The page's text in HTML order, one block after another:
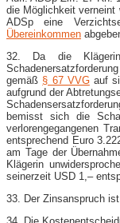
die Möglichkeit verneint
ADSp eine
Übereinkommen
32. Da die
gemäß § 67 VVGauf
aufgrund der
bemisst sich die
verlorengegangenen
entsprechend Euro
am Tage der
Klägerin
seinerzeit USD 1,–
33. Der Zinsanspruch
34. Die